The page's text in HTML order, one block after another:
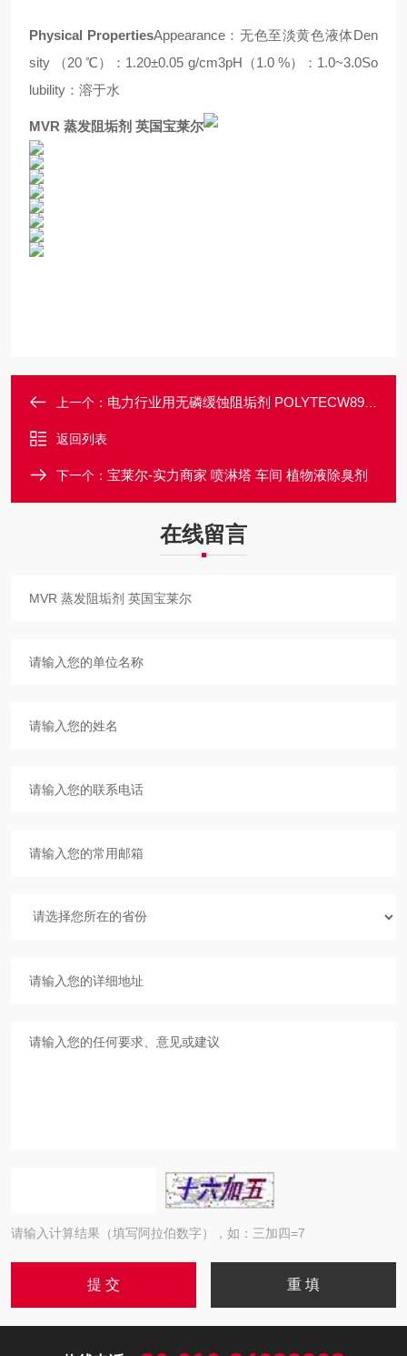
Physical PropertiesAppearance：无色至淡黄色液体Den
sity （20 ℃）：1.20±0.05 g/cm3pH（1.0 %）：1.0~3.0So
lubility：溶于水
MVR 蒸发阻垢剂 英国宝莱尔
上一个： 电力行业用无磷缓蚀阻垢剂 POLYTECW8904
返回列表
下一个： 宝莱尔-实力商家 喷淋塔 车间 植物液除臭剂
在线留言
请输入计算结果（填写阿拉伯数字），如：三加四=7